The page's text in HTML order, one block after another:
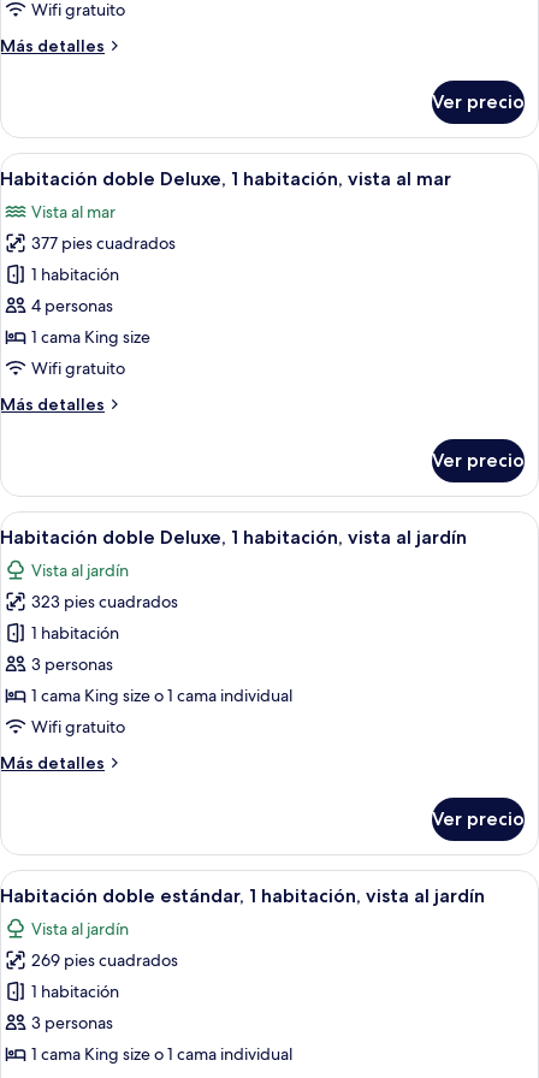
fotos
de
Wifi gratuito
Más detalles
Más
Ver precio
Abrir
todas
las
fotos
de
Habitación
doble
Deluxe,
habitación,
mar
Vista por una ventana con un banco
13
Habitación doble Deluxe, 1 habitación, vista al mar
Vista al mar
377 pies cuadrados
1 habitación
4 personas
1 cama King size
Wifi gratuito
Más detalles
Más
doble
Deluxe,
1
habitación,
vista
al
mar
Ver precio
Abrir
todas
las
fotos
de
Habitación
doble
Deluxe,
habitación,
jardín
Una hamaca sobre una terraza de
12
Habitación doble Deluxe, 1 habitación, vista al jardín
Vista al jardín
323 pies cuadrados
1 habitación
3 personas
1 cama King size o 1 cama individual
Wifi gratuito
Más detalles
Más
doble
Deluxe,
1
habitación,
vista
al
jardín
Ver precio
Abrir
todas
las
fotos
de
Habitación
doble
Una casa de madera tradicional con
12
Habitación doble estándar, 1 habitación, vista al jardín
Vista al jardín
269 pies cuadrados
1 habitación
3 personas
1 cama King size o 1 cama individual